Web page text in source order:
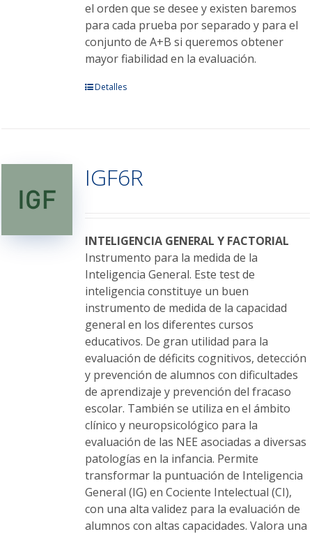
el orden que se desee y existen baremos
para cada prueba por separado y para el
conjunto de A+B si queremos obtener
mayor fiabilidad en la evaluación.
Este
Las
opciones
elegir
en
la
página
de
producto
Detalles
IGF6R
INTELIGENCIA GENERAL Y FACTORIAL
Instrumento para la medida de la
Inteligencia General. Este test de
inteligencia constituye un buen
instrumento de medida de la capacidad
general en los diferentes cursos
educativos. De gran utilidad para la
evaluación de déficits cognitivos, detección
y prevención de alumnos con dificultades
de aprendizaje y prevención del fracaso
escolar. También se utiliza en el ámbito
clínico y neuropsicológico para la
evaluación de las NEE asociadas a diversas
patologías en la infancia. Permite
transformar la puntuación de Inteligencia
General (IG) en Cociente Intelectual (CI),
con una alta validez para la evaluación de
alumnos con altas capacidades. Valora una